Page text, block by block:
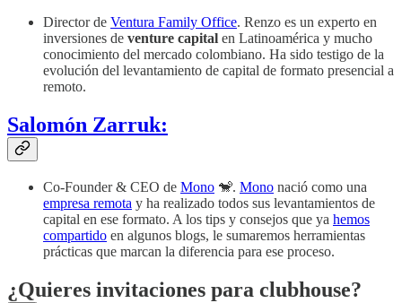
Director de Ventura Family Office. Renzo es un experto en
inversiones de venture capital en Latinoamérica y mucho
conocimiento del mercado colombiano. Ha sido testigo de la
evolución del levantamiento de capital de formato presencial a
remoto.
Salomón Zarruk:
Co-Founder & CEO de Mono 🐒. Mono nació como una
empresa remota y ha realizado todos sus levantamientos de
capital en ese formato. A los tips y consejos que ya hemos
compartido en algunos blogs, le sumaremos herramientas
prácticas que marcan la diferencia para ese proceso.
¿Quieres invitaciones para clubhouse?